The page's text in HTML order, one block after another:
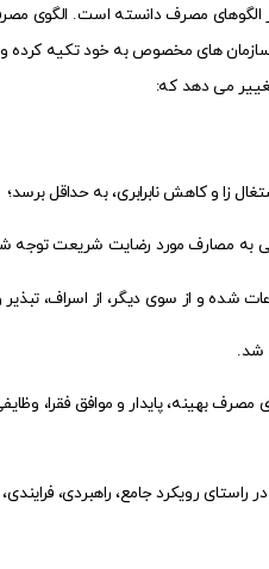
الگوهای مصرف دانسته است. الگوی
سازمان های مخصوص به خود تکیه
می دهد که:
بهینه، پایدار و موافق فقرا،
رویکرد جامع، راهبردی،